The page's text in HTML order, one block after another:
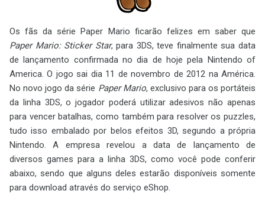
Os fãs da série Paper Mario ficarão felizes em saber que
Paper Mario: Sticker Star, para 3DS, teve finalmente sua data
de lançamento confirmada no dia de hoje pela Nintendo of
America. O jogo sai dia 11 de novembro de 2012 na América.
No novo jogo da série Paper Mario, exclusivo para os portáteis
da linha 3DS, o jogador poderá utilizar adesivos não apenas
para vencer batalhas, como também para resolver os puzzles,
tudo isso embalado por belos efeitos 3D, segundo a própria
Nintendo. A empresa revelou a data de lançamento de
diversos games para a linha 3DS, como você pode conferir
abaixo, sendo que alguns deles estarão disponíveis somente
para download através do serviço eShop.